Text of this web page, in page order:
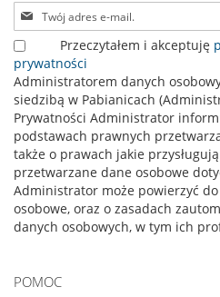
Subskrybuj
nasz
newsletter:Przeczytałem i akceptuję
prywatności
Administratorem danych
siedzibą w Pabianicach
Prywatności Administrator
podstawach prawnych
także o prawach jakie
przetwarzane dane osobowe
Administrator może powierzyć
osobowe, oraz o zasadach
danych osobowych, w tym ich
POMOC